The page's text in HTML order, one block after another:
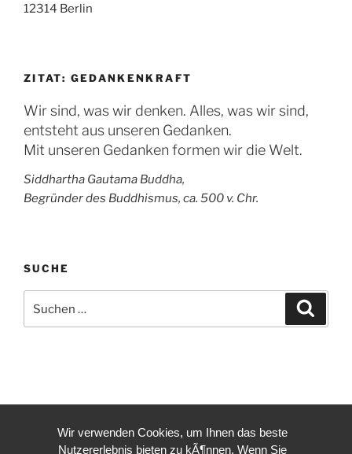
12314 Berlin
ZITAT: GEDANKENKRAFT
Wir sind, was wir denken. Alles, was wir sind,
entsteht aus unseren Gedanken.
Mit unseren Gedanken formen wir die Welt.
Siddhartha Gautama Buddha,
Begründer des Buddhismus, ca. 500 v. Chr.
SUCHE
nach:
Wir verwenden Cookies, um Ihnen das beste
Nutzererlebnis bieten zu kÃ¶nnen. Wenn Sie